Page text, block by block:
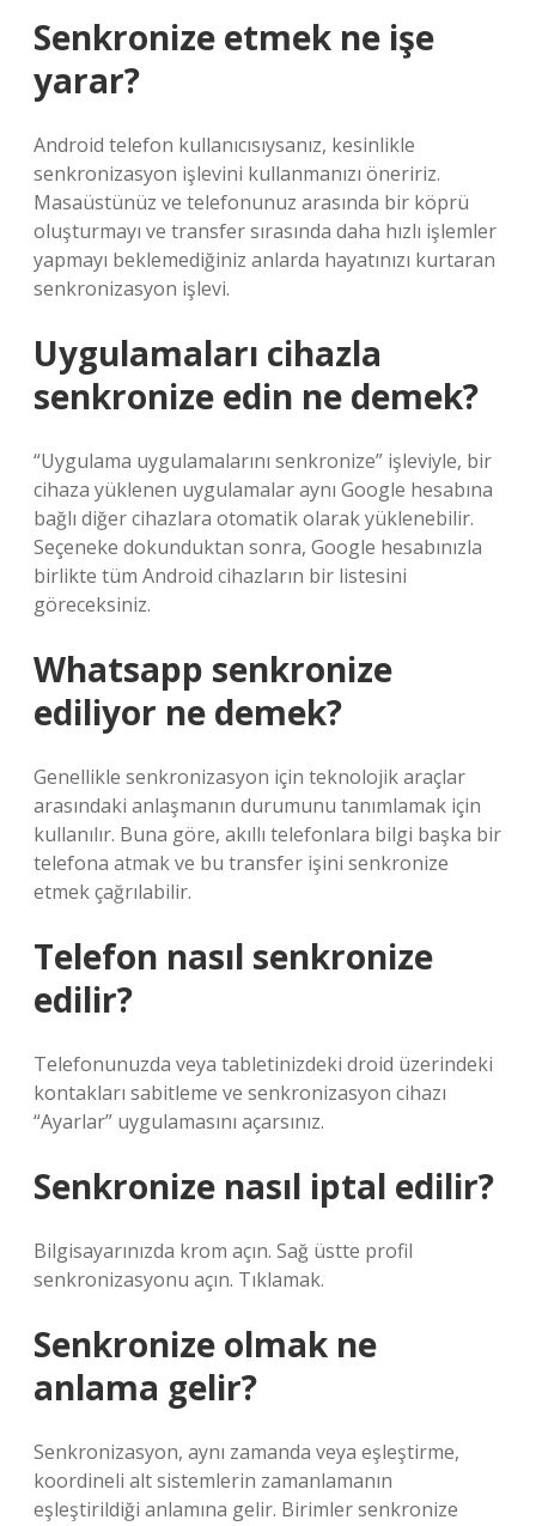
Senkronize etmek ne işe
yarar?
Android telefon kullanıcısıysanız, kesinlikle
senkronizasyon işlevini kullanmanızı öneririz.
Masaüstünüz ve telefonunuz arasında bir köprü
oluşturmayı ve transfer sırasında daha hızlı işlemler
yapmayı beklemediğiniz anlarda hayatınızı kurtaran
senkronizasyon işlevi.
Uygulamaları cihazla
senkronize edin ne demek?
“Uygulama uygulamalarını senkronize” işleviyle, bir
cihaza yüklenen uygulamalar aynı Google hesabına
bağlı diğer cihazlara otomatik olarak yüklenebilir.
Seçeneke dokunduktan sonra, Google hesabınızla
birlikte tüm Android cihazların bir listesini
göreceksiniz.
Whatsapp senkronize
ediliyor ne demek?
Genellikle senkronizasyon için teknolojik araçlar
arasındaki anlaşmanın durumunu tanımlamak için
kullanılır. Buna göre, akıllı telefonlara bilgi başka bir
telefona atmak ve bu transfer işini senkronize
etmek çağrılabilir.
Telefon nasıl senkronize
edilir?
Telefonunuzda veya tabletinizdeki droid üzerindeki
kontakları sabitleme ve senkronizasyon cihazı
“Ayarlar” uygulamasını açarsınız.
Senkronize nasıl iptal edilir?
Bilgisayarınızda krom açın. Sağ üstte profil
senkronizasyonu açın. Tıklamak.
Senkronize olmak ne
anlama gelir?
Senkronizasyon, aynı zamanda veya eşleştirme,
koordineli alt sistemlerin zamanlamanın
eşleştirildiği anlamına gelir. Birimler senkronize